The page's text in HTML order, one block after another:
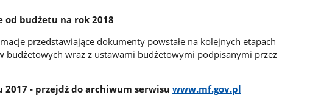
budżetu na rok 2018
przedstawiające dokumenty powstałe na kolejnych etapach
budżetowych wraz z ustawami budżetowymi podpisanymi przez
- przejdź do archiwum serwisu www.mf.gov.pl